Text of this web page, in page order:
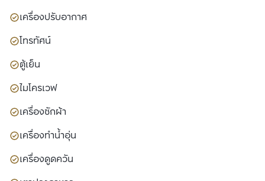
เครื่องปรับอากาศ
โทรทัศน์
ตู้เย็น
ไมโครเวฟ
เครื่องซักผ้า
เครื่องทำน้ำอุ่น
เครื่องดูดควัน